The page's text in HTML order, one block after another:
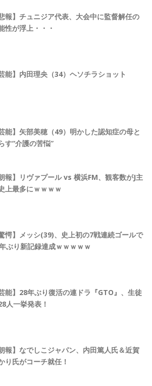
悲報】チュニジア代表、大会中に監督解任の
性が浮上・・・
芸能】内田理央（34）ヘソチラショット
芸能】矢部美穂（49）明かした認知症の母と
す“介護の苦悩”
朗報】リヴァプール vs 横浜FM、観客数がJ主
上最多にｗｗｗｗ
驚愕】メッシ(39)、史上初の7戦連続ゴールで
ぶり新記録達成ｗｗｗｗｗ
芸能】28年ぶり復活の連ドラ『GTO』、生徒
人一挙発表！
朗報】なでしこジャパン、内田篤人氏＆近賀
り氏がコーチ就任！